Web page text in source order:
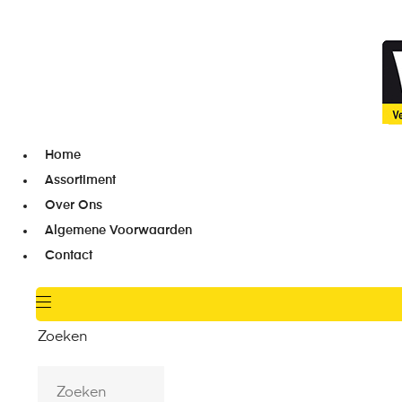
Home
Assortiment
Over Ons
Algemene Voorwaarden
Contact
Zoeken